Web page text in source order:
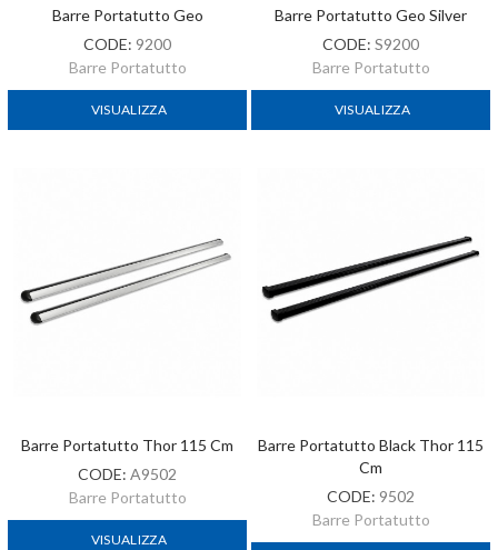
Barre Portatutto Geo
CODE: 9200
Barre Portatutto
VISUALIZZA
Barre Portatutto Geo Silver
CODE: S9200
Barre Portatutto
VISUALIZZA
Barre Portatutto Thor 115 Cm
CODE: A9502
Barre Portatutto
VISUALIZZA
Barre Portatutto Black Thor 115
Cm
CODE: 9502
Barre Portatutto